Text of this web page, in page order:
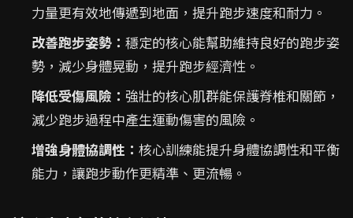
力量更有效地傳遞到地面，提升跑步速度和耐力。
改善跑步姿勢： 穩定的核心能幫助維持良好的跑步姿
勢，減少身體晃動，提升跑步經濟性。
降低受傷風險： 強壯的核心肌群能保護脊椎和關節，
減少跑步過程中產生運動傷害的風險。
增強身體協調性： 核心訓練能提升身體協調性和平衡
能力，讓跑步動作更精準、更流暢。